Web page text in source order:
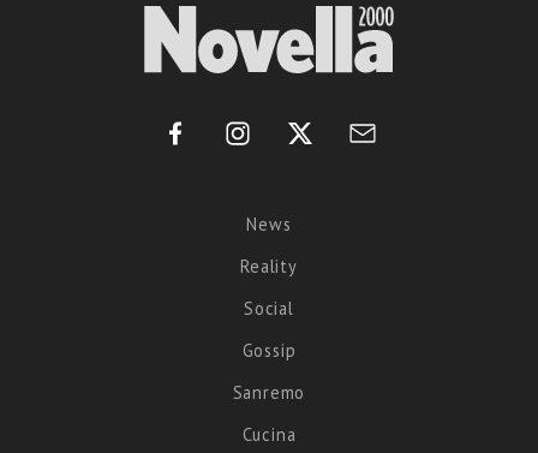
News
Reality
Social
Gossip
Sanremo
Cucina